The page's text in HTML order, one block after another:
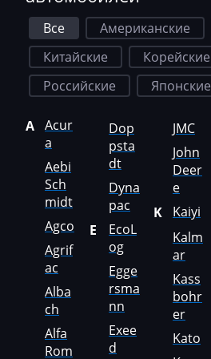
GAC
Geely
Gehl
Genset
GMC
Great Wall
Grove
Groz
Hafei
Haima
Все Американские
Китайские
Корейские
Российские
Японские
A Acur
a
Aebi
Sch
midt
Agco
Agrif
ac
Alba
ch
Alfa
Rom
Dop
psta
dt
Dyna
pac
E
EcoL
og
Egge
rsma
nn
Exee
d
JMC
John
Deer
e
K
Kaiyi
Kalm
ar
Kass
bohr
er
Kato